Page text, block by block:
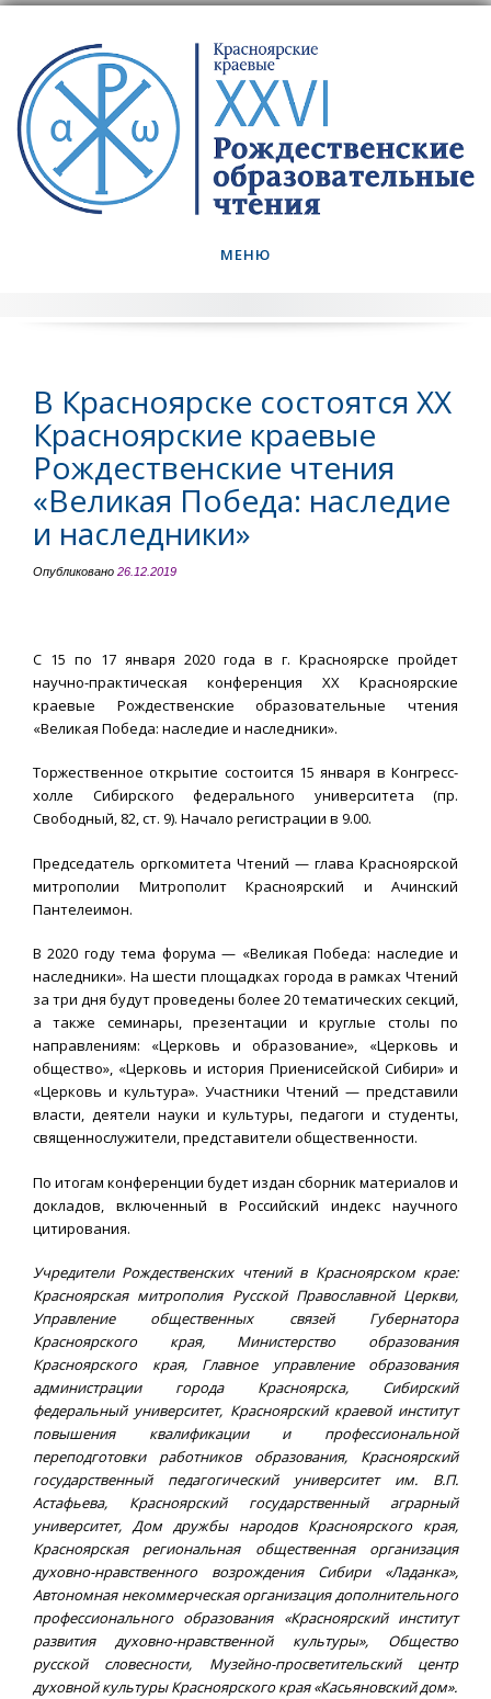
content
МЕНЮ
В Красноярске состоятся XX
Красноярские краевые
Рождественские чтения
«Великая Победа: наследие
и наследники»
Опубликовано 26.12.2019
С 15 по 17 января 2020 года в г. Красноярске пройдет
научно-практическая конференция XX Красноярские
краевые Рождественские образовательные чтения
«Великая Победа: наследие и наследники».
Торжественное открытие состоится 15 января в Конгресс-
холле Сибирского федерального университета (пр.
Свободный, 82, ст. 9). Начало регистрации в 9.00.
Председатель оргкомитета Чтений — глава Красноярской
митрополии Митрополит Красноярский и Ачинский
Пантелеимон.
В 2020 году тема форума — «Великая Победа: наследие и
наследники». На шести площадках города в рамках Чтений
за три дня будут проведены более 20 тематических секций,
а также семинары, презентации и круглые столы по
направлениям: «Церковь и образование», «Церковь и
общество», «Церковь и история Приенисейской Сибири» и
«Церковь и культура». Участники Чтений — представили
власти, деятели науки и культуры, педагоги и студенты,
священнослужители, представители общественности.
По итогам конференции будет издан сборник материалов и
докладов, включенный в Российский индекс научного
цитирования.
Учредители Рождественских чтений в Красноярском крае:
Красноярская митрополия Русской Православной Церкви,
Управление общественных связей Губернатора
Красноярского края, Министерство образования
Красноярского края, Главное управление образования
администрации города Красноярска, Сибирский
федеральный университет, Красноярский краевой институт
повышения квалификации и профессиональной
переподготовки работников образования, Красноярский
государственный педагогический университет им. В.П.
Астафьева, Красноярский государственный аграрный
университет, Дом дружбы народов Красноярского края,
Красноярская региональная общественная организация
духовно-нравственного возрождения Сибири «Ладанка»,
Автономная некоммерческая организация дополнительного
профессионального образования «Красноярский институт
развития духовно-нравственной культуры», Общество
русской словесности, Музейно-просветительский центр
духовной культуры Красноярского края «Касьяновский дом».